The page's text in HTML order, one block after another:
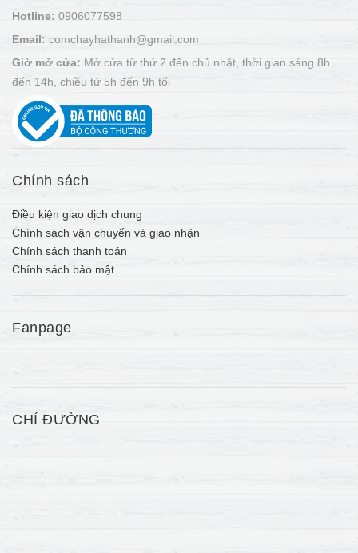
Hotline: 0906077598
Email: comchayhathanh@gmail.com
Giờ mở cửa: Mở cửa từ thứ 2 đến chủ nhật, thời gian sáng 8h
đến 14h, chiều từ 5h đến 9h tối
Chính sách
Điều kiện giao dịch chung
Chính sách vận chuyển và giao nhận
Chính sách thanh toán
Chính sách bảo mật
Fanpage
CHỈ ĐƯỜNG